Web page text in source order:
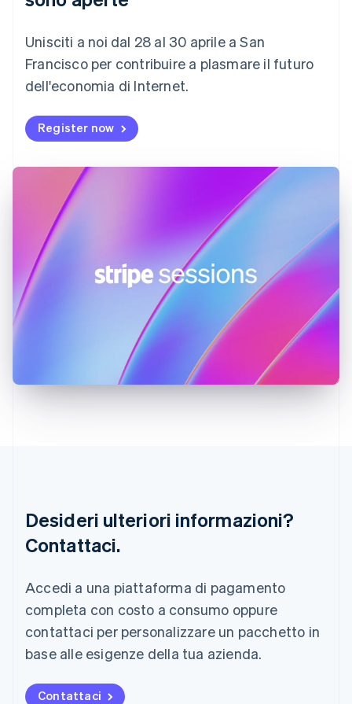
Unisciti a noi dal 28 al 30 aprile a San
Francisco per contribuire a plasmare il futuro
dell'economia di Internet.
Register now
Desideri ulteriori informazioni?
Contattaci.
Accedi a una piattaforma di pagamento
completa con costo a consumo oppure
contattaci per personalizzare un pacchetto in
base alle esigenze della tua azienda.
Contattaci
Danimarca
Emirati Arabi Uniti
Estonia
English
EnglishSvenska
Francia
Germania
Deutsch
Giappone
日本語
Gibilterra
English
Malaysia
English简体中文
Malta
Messico
Español
Norvegia
English
Nuova Zelanda
Paesi Bassi
NederlandsEnglish